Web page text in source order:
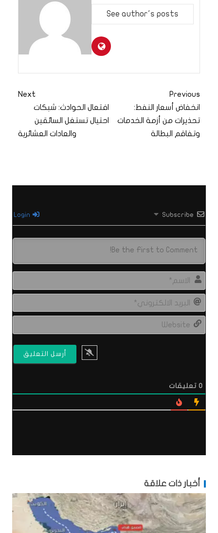
See author's posts
Previous
انخفاض أسعار النفط:
تحذيرات من أزمة الخدمات
وتفاقم البطالة
Next
افتعال الحوادث: شبكات
احتيال تستغل السائقين
والعادات العشائرية
Subscribe
0 تعليقات
أخبار ذات علاقة